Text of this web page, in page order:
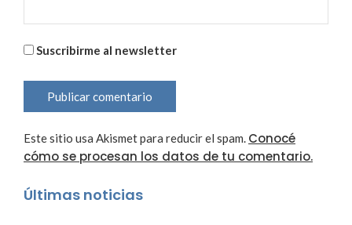
Suscribirme al newsletter
Este sitio usa Akismet para reducir el spam. Conocé
cómo se procesan los datos de tu comentario.
Últimas noticias